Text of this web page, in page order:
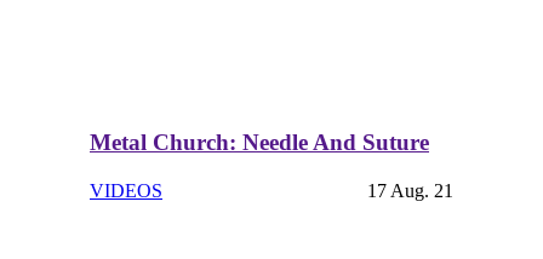
Metal Church: Needle And Suture
VIDEOS 17 Aug. 21